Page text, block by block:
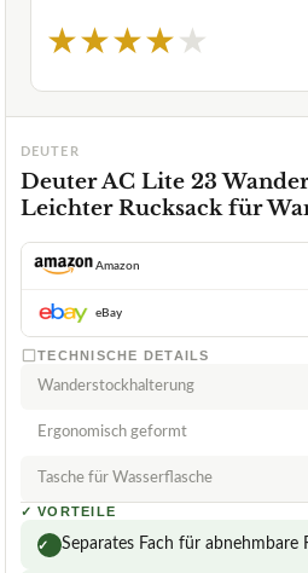
★★★★★
DEUTER
Deuter AC Lite 23
Leichter Rucksack für
Amazon
eBay
TECHNISCHE DETAILS
Wanderstockhalterung
Ergonomisch geformt
Tasche für Wasserflasche
✓ VORTEILE
✓ Separates Fach für abnehmbare